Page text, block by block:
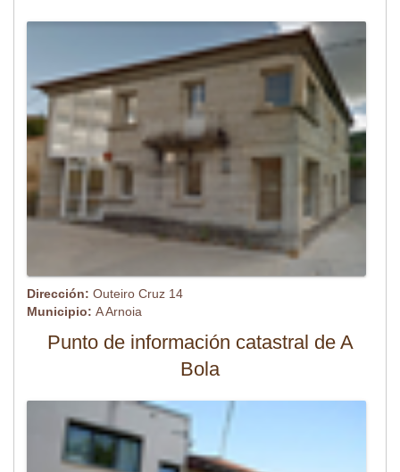
Dirección: Outeiro Cruz 14
Municipio: A Arnoia
Punto de información catastral de A
Bola